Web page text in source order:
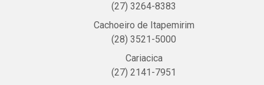
(27) 3264-8383
Cachoeiro de Itapemirim
(28) 3521-5000
Cariacica
(27) 2141-7951